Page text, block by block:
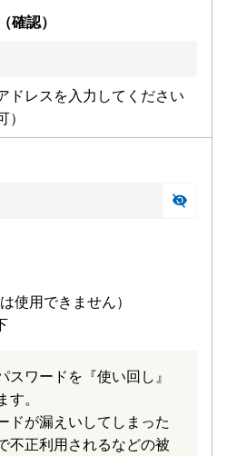
確認）
ドレスを入力してください
使用できません）
ワードを『使い回し』
。
ドが漏えいしてしまった
不正利用されるなどの被